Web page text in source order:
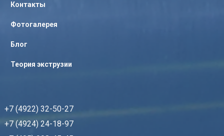
Контакты
Фотогалерея
Блог
Теория экструзии
+7 (4922) 32-50-27
+7 (4924) 24-18-97